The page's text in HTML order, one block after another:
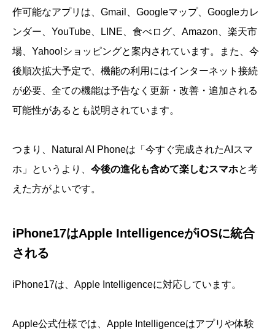
作可能なアプリは、Gmail、Googleマップ、Googleカレ
ンダー、YouTube、LINE、食べログ、Amazon、楽天市
場、Yahoo!ショッピングと案内されています。また、今
後順次拡大予定で、機能の利用にはインターネット接続
が必要、全ての機能は予告なく更新・改善・追加される
可能性があるとも説明されています。
つまり、Natural AI Phoneは「今すぐ完成されたAIスマ
ホ」というより、 今後の進化も含めて楽しむスマホと考
えた方がよいです。
iPhone17はApple IntelligenceがiOSに統合
される
iPhone17は、Apple Intelligenceに対応しています。
Apple公式仕様では、Apple Intelligenceはアプリや体験